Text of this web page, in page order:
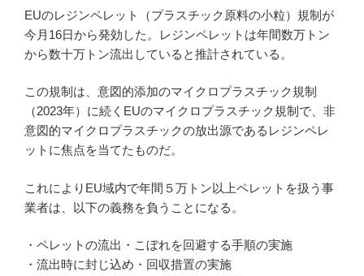
EUのレジンペレット（プラスチック原料の小粒）規制が
今月16日から発効した。レジンペレットは年間数万トン
から数十万トン流出していると推計されている。
この規制は、意図的添加のマイクロプラスチック規制
（2023年）に続くEUのマイクロプラスチック規制で、非
意図的マイクロプラスチックの放出源であるレジンペレ
ットに焦点を当てたものだ。
これによりEU域内で年間５万トン以上ペレットを扱う事
業者は、以下の義務を負うことになる。
・ペレットの流出・こぼれを回避する手順の実施
・流出時に封じ込め・回収措置の実施